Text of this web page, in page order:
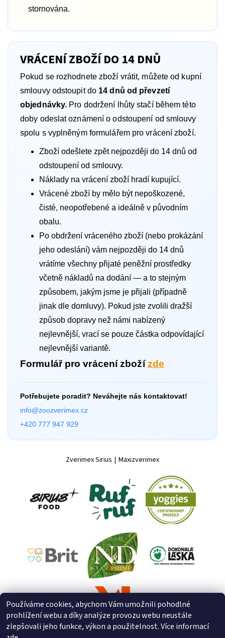
stornována.
VRÁCENÍ ZBOŽÍ DO 14 DNŮ
Pokud se rozhodnete zboží vrátit, můžete od kupní
smlouvy odstoupit do 14 dnů od převzetí
objednávky. Pro dodržení lhůty stačí během této
doby odeslat oznámení o odstoupení od smlouvy
spolu s vyplněným formulářem pro vrácení zboží.
Zboží odešlete zpět nejpozději do 14 dnů od
odstoupení od smlouvy.
Náklady na vrácení zboží hradí kupující.
Vrácené zboží by mělo být nepoškozené,
čisté, neopotřebené a ideálně v původním
obalu.
Po obdržení vráceného zboží (nebo prokázání
jeho odeslání) vám nejpozději do 14 dnů
vrátíme všechny přijaté peněžní prostředky
včetně nákladů na dodání — a to stejným
způsobem, jakým jsme je přijali (případně
jinak dle domluvy). Pokud jste zvolili dražší
způsob dopravy než námi nabízený
nejlevnější, vrací se pouze částka odpovídající
nejlevnější variantě.
Formulář pro vrácení zbožízde
Potřebujete poradit? Neváhejte nás kontaktovat!
info@zoozverimex.cz
+420 777 947 929
Zverimex Sirius | Maxizverimex
Používáme cookies, abychom Vám umožnili pohodlné
prohlížení webu a díky analýze provozu webu neustále
zlepšovali jeho funkce, výkon a použitelnost. Více informací